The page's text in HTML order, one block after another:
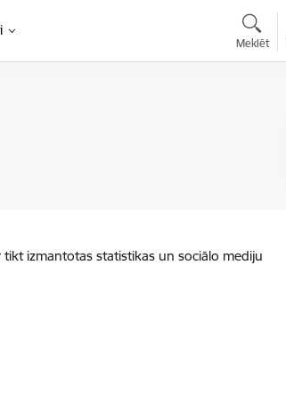
Meklēt
izmantotas statistikas un sociālo mediju